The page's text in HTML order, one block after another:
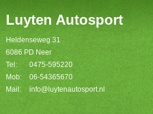
Luyten Autosport
Heldenseweg 31
6086 PD Neer
Tel:
0475-595220
Mob:
06-54365670
Mail:
info@luytenautosport.nl